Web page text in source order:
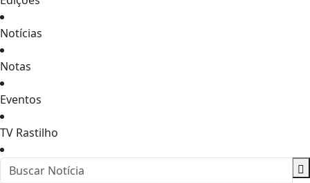
Notícias
Notas
Eventos
TV Rastilho